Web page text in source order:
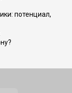
потенциал,